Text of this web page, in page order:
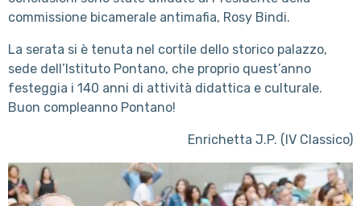
commissione bicamerale antimafia, Rosy Bindi.
La serata si è tenuta nel cortile dello storico palazzo,
sede dell’Istituto Pontano, che proprio quest’anno
festeggia i 140 anni di attività didattica e culturale.
Buon compleanno Pontano!
Enrichetta J.P. (IV Classico)